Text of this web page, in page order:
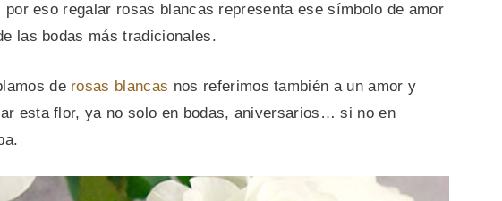
eso regalar rosas blancas representa ese símbolo de amor
las bodas más tradicionales.
de rosas blancas nos referimos también a un amor y
esta flor, ya no solo en bodas, aniversarios… si no en